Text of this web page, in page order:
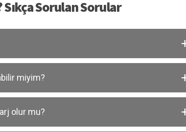
Sorulan Sorular
miyim?
olur mu?